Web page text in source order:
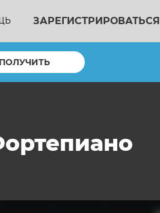
ЗАРЕГИСТРИРОВАТЬСЯ